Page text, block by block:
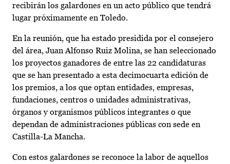
recibirán los galardones en un acto público que tendrá
lugar próximamente en Toledo.
En la reunión, que ha estado presidida por el consejero
del área, Juan Alfonso Ruiz Molina, se han seleccionado
los proyectos ganadores de entre las 22 candidaturas
que se han presentado a esta decimocuarta edición de
los premios, a los que optan entidades, empresas,
fundaciones, centros o unidades administrativas,
órganos y organismos públicos integrantes o que
dependan de administraciones públicas con sede en
Castilla-La Mancha.
Con estos galardones se reconoce la labor de aquellos